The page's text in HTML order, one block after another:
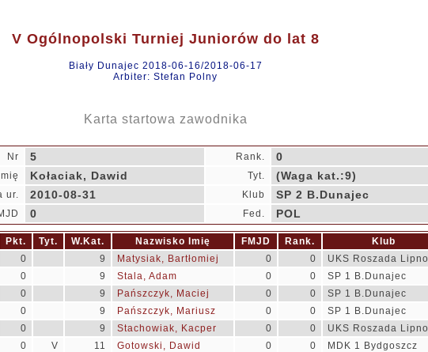
V Ogólnopolski Turniej Juniorów do lat 8
Biały Dunajec 2018-06-16/2018-06-17
Arbiter: Stefan Polny
Karta startowa zawodnika
Nr 5 Rank. 0
Kołaciak, Dawid Tyt. (Waga kat.:9)
ur. 2010-08-31 Klub SP 2 B.Dunajec
0 Fed. POL
Pkt. Tyt. W.Kat. Nazwisko Imię FMJD Rank.
Klub
0 9 Matysiak, Bartłomiej 0 0
UKS Roszada Lipno
0 9 Stala, Adam 0 0
SP 1 B.Dunajec
0 9 Pańszczyk, Maciej 0 0
SP 1 B.Dunajec
0 9 Pańszczyk, Mariusz 0 0
SP 1 B.Dunajec
0 9 Stachowiak, Kacper 0 0
UKS Roszada Lipno
0 V 11 Gotowski, Dawid 0 0
MDK 1 Bydgoszcz